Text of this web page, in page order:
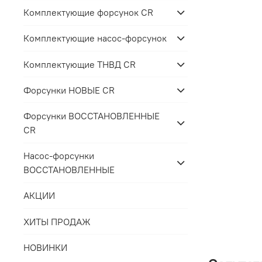
Комплектующие форсунок CR
Комплектующие насос-форсунок
Комплектующие ТНВД CR
Форсунки НОВЫЕ CR
Форсунки ВОССТАНОВЛЕННЫЕ
CR
Насос-форсунки
ВОССТАНОВЛЕННЫЕ
АКЦИИ
ХИТЫ ПРОДАЖ
НОВИНКИ